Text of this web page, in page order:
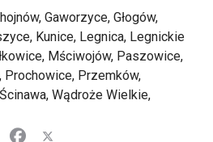
Gaworzyce, Głogów,
Kunice, Legnica, Legnickie
Mściwojów, Paszowice,
Przemków,
Wądroże Wielkie,